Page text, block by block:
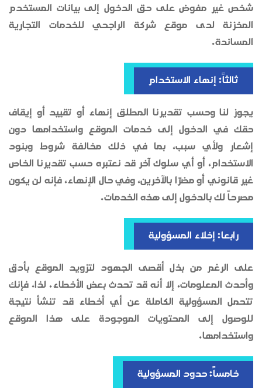
شخص غير مفوض على حق الدخول إلى بيانات المستخدم
المخزنة لدى موقع شركة الراجحي للخدمات التجارية
المساندة.
ثالثاً: إنهاء الاستخدام
يجوز لنا وحسب تقديرنا المطلق إنهاء أو تقييد أو إيقاف
حقك في الدخول إلى خدمات الموقع واستخدامها دون
إشعار ولأي سبب، بما في ذلك مخالفة شروط وبنود
الاستخدام، أو أي سلوك آخر قد نعتبره حسب تقديرنا الخاص
غير قانوني أو مضرًا بالآخرين، وفي حال الإنهاء، فإنه لن يكون
مصرحاً لك بالدخول إلى هذه الخدمات.
رابعا: إخلاء المسؤولية
على الرغم من بذل أقصى الجهود لتزويد الموقع بأدق
وأحدث المعلومات، إلا أنه قد تحدث بعض الأخطاء. لذا، فإنك
تتحمل المسؤولية الكاملة عن أي أخطاء قد تنشأ نتيجة
للوصول إلى المحتويات الموجودة على هذا الموقع
واستخدامها.
خامساً: حدود المسؤولية